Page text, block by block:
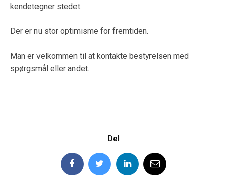
kendetegner stedet.
Der er nu stor optimisme for fremtiden.
Man er velkommen til at kontakte bestyrelsen med
spørgsmål eller andet.
Del